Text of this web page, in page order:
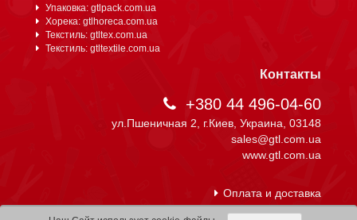
Упаковка: gtlpack.com.ua
Хорека: gtlhoreca.com.ua
Текстиль: gtltex.com.ua
Текстиль: gtltextile.com.ua
Контакты
+380 44 496-04-60
ул.Пшеничная 2, г.Киев, Украина, 03148
sales@gtl.com.ua
www.gtl.com.ua
Оплата и доставка